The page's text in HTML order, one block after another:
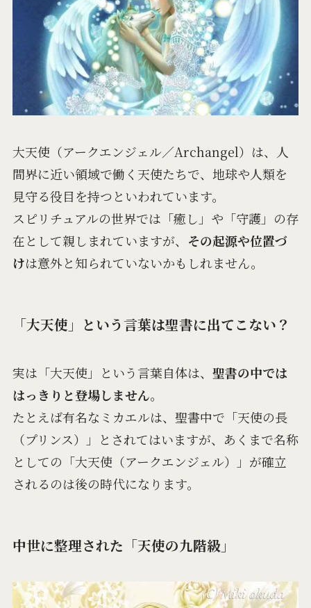
大天使（アークエンジェル／Archangel）は、人
間界に近い領域で働く天使たちで、地球や人類を
見守る役目を持つといわれています。
スピリチュアルの世界では「癒し」や「守護」の存
在として親しまれていますが、 その起源や位置づ
けは意外と知られていないかもしれません。
「大天使」という言葉は聖書に出てこない？
実は「大天使」という言葉自体は、 聖書の中では
はっきりと登場しません。
たとえば有名なミカエルは、聖書中で「天使の長
（プリンス）」とされてはいますが、あくまで名称
としての「大天使（アークエンジェル）」が確立
されるのは後の時代になります。
中世に整理された「天使の九階級」